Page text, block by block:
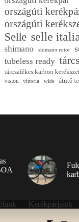
országúti
országúti
Selle selle italia
shimano shimano rotor
tubeless ready
tárcsafékes karbon
vision vittoria wide átütő
Kerékpárjaink